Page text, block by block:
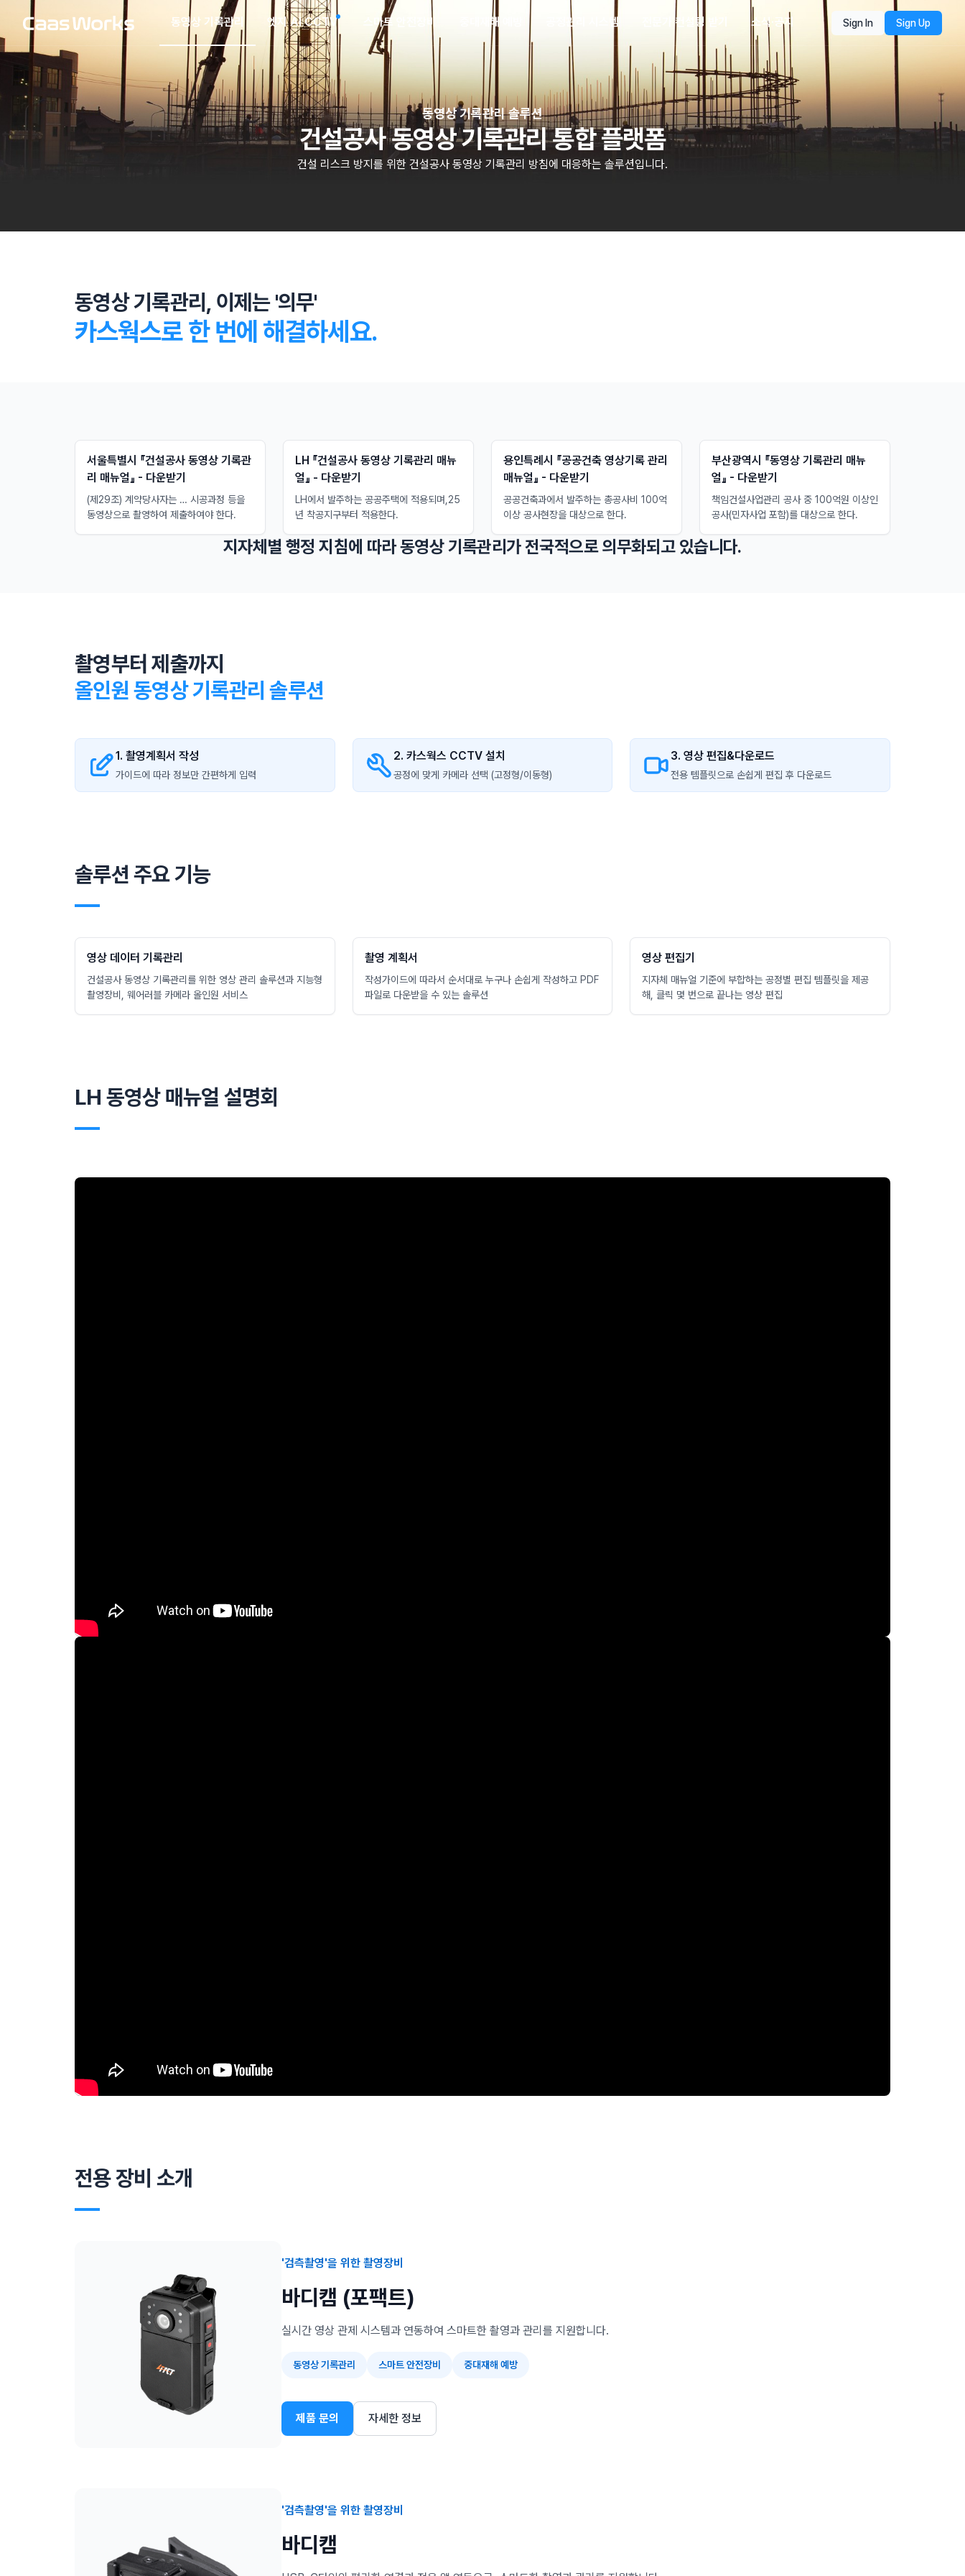
동영상 기록관리 엣지 AI CCTV 스마트 안전장비 중대재해 예방 공정관리 시스템 전문가 컨설팅 받기 소식·공지 Sign In Sign Up
동영상 기록관리 솔루션
건설공사 동영상 기록관리 통합 플랫폼
건설 리스크 방지를 위한 건설공사 동영상 기록관리 방침에 대응하는 솔루션입니다.
동영상 기록관리, 이제는 '의무'
카스웍스로 한 번에 해결하세요.
서울특별시 『건설공사 동영상 기록관
리 매뉴얼』 - 다운받기
(제29조) 계약당사자는 … 시공과정 등을
동영상으로 촬영하여 제출하여야 한다.
LH 『건설공사 동영상 기록관리 매뉴
얼』 - 다운받기
LH에서 발주하는 공공주택에 적용되며,25
년 착공지구부터 적용한다.
용인특례시 『공공건축 영상기록 관리
매뉴얼』 - 다운받기
공공건축과에서 발주하는 총공사비 100억
이상 공사현장을 대상으로 한다.
부산광역시 『동영상 기록관리 매뉴
얼』 - 다운받기
책임건설사업관리 공사 중 100억원 이상인
공사(민자사업 포함)를 대상으로 한다.
지자체별 행정 지침에 따라 동영상 기록관리가 전국적으로 의무화되고 있습니다.
촬영부터 제출까지
올인원 동영상 기록관리 솔루션
1. 촬영계획서 작성
가이드에 따라 정보만 간편하게 입력
2. 카스웍스 CCTV 설치
공정에 맞게 카메라 선택 (고정형/이동형)
3. 영상 편집&다운로드
전용 템플릿으로 손쉽게 편집 후 다운로드
솔루션 주요 기능
―
영상 데이터 기록관리
건설공사 동영상 기록관리를 위한 영상 관리 솔루션과 지능형
촬영장비, 웨어러블 카메라 올인원 서비스
촬영 계획서
작성가이드에 따라서 순서대로 누구나 손쉽게 작성하고 PDF
파일로 다운받을 수 있는 솔루션
영상 편집기
지자체 매뉴얼 기준에 부합하는 공정별 편집 템플릿을 제공
해, 클릭 몇 번으로 끝나는 영상 편집
LH 동영상 매뉴얼 설명회
―
전용 장비 소개
―
'검측촬영'을 위한 촬영장비
바디캠 (포팩트)
실시간 영상 관제 시스템과 연동하여 스마트한 촬영과 관리를 지원합니다.
동영상 기록관리 스마트 안전장비 중대재해 예방
제품 문의 자세한 정보
'검측촬영'을 위한 촬영장비
바디캠